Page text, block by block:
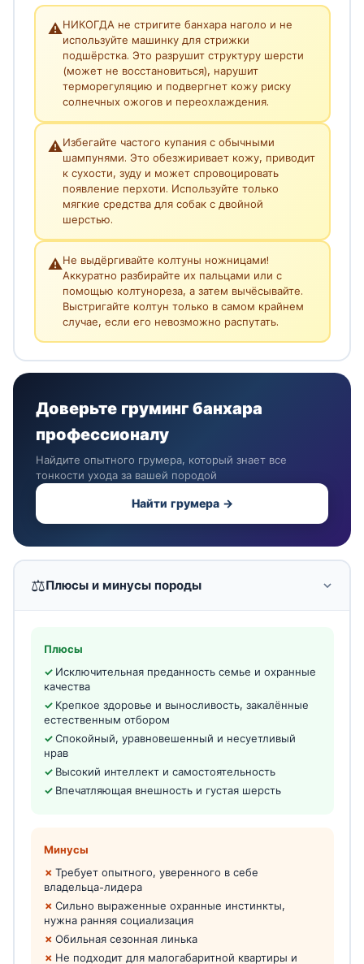
⚠️НИКОГДА не стригите банхара наголо и не
используйте машинку для стрижки
подшёрстка. Это разрушит структуру шерсти
(может не восстановиться), нарушит
терморегуляцию и подвергнет кожу риску
солнечных ожогов и переохлаждения.
⚠️Избегайте частого купания с обычными
шампунями. Это обезжиривает кожу, приводит
к сухости, зуду и может спровоцировать
появление перхоти. Используйте только
мягкие средства для собак с двойной
шерстью.
⚠️Не выдёргивайте колтуны ножницами!
Аккуратно разбирайте их пальцами или с
помощью колтунореза, а затем вычёсывайте.
Выстригайте колтун только в самом крайнем
случае, если его невозможно распутать.
Доверьте груминг банхара
профессионалу
Найдите опытного грумера, который знает все
тонкости ухода за вашей породой
Найти грумера →
⚖️Плюсы и минусы породы
Плюсы
Исключительная преданность семье и охранные
качества
Крепкое здоровье и выносливость, закалённые
естественным отбором
Спокойный, уравновешенный и несуетливый
нрав
Высокий интеллект и самостоятельность
Впечатляющая внешность и густая шерсть
Минусы
Требует опытного, уверенного в себе
владельца-лидера
Сильно выраженные охранные инстинкты,
нужна ранняя социализация
Обильная сезонная линька
Не подходит для малогабаритной квартиры и